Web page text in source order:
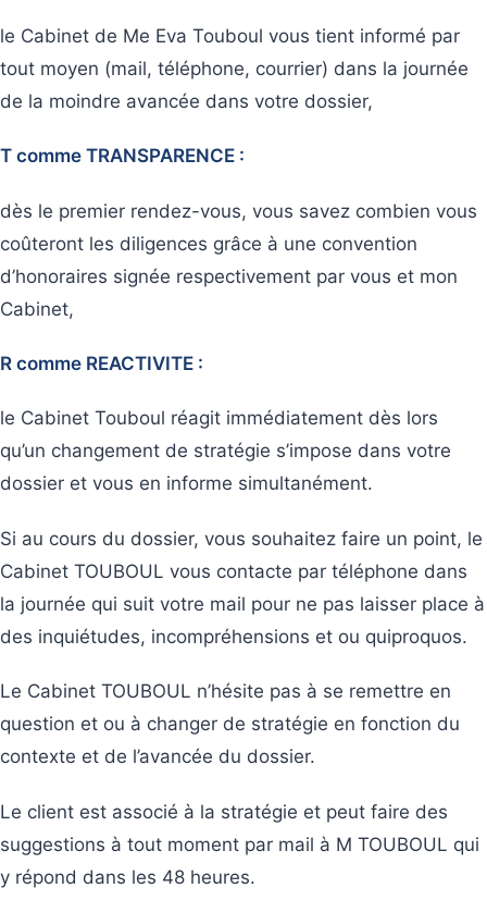
le Cabinet de Me Eva Touboul vous tient informé par
tout moyen (mail, téléphone, courrier) dans la journée
de la moindre avancée dans votre dossier,
T comme TRANSPARENCE :
dès le premier rendez-vous, vous savez combien vous
coûteront les diligences grâce à une convention
d’honoraires signée respectivement par vous et mon
Cabinet,
R comme REACTIVITE :
le Cabinet Touboul réagit immédiatement dès lors
qu’un changement de stratégie s’impose dans votre
dossier et vous en informe simultanément.
Si au cours du dossier, vous souhaitez faire un point, le
Cabinet TOUBOUL vous contacte par téléphone dans
la journée qui suit votre mail pour ne pas laisser place à
des inquiétudes, incompréhensions et ou quiproquos.
Le Cabinet TOUBOUL n’hésite pas à se remettre en
question et ou à changer de stratégie en fonction du
contexte et de l’avancée du dossier.
Le client est associé à la stratégie et peut faire des
suggestions à tout moment par mail à M TOUBOUL qui
y répond dans les 48 heures.